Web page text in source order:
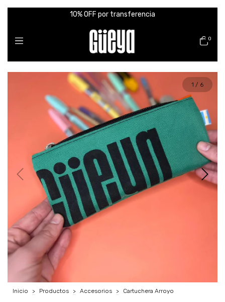
10% OFF por transferencia
0
1 / 6
Inicio > Productos > Accesorios > Cartuchera Arroyo